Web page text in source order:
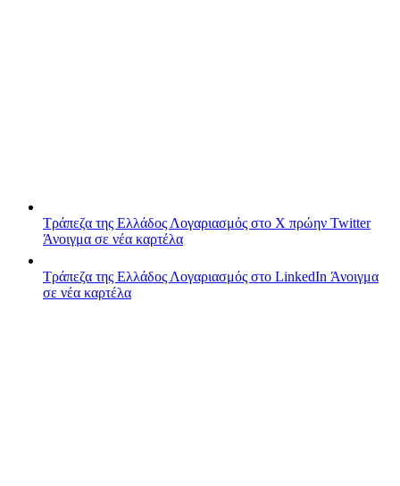
Τράπεζα της Ελλάδος Λογαριασμός στο X πρώην Twitter
Άνοιγμα σε νέα καρτέλα
Τράπεζα της Ελλάδος Λογαριασμός στο LinkedIn Άνοιγμα
σε νέα καρτέλα